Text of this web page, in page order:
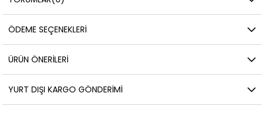
ÖDEME SEÇENEKLERI
ÜRÜN ÖNERILERI
YURT DIŞI KARGO GÖNDERIMI